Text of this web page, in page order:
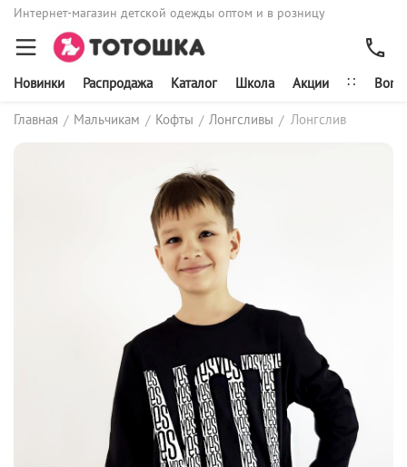
Интернет-магазин детской одежды оптом и в розницу
Новинки Распродажа Каталог Школа Акции ∷
Главная / Мальчикам / Кофты / Лонгсливы / Лонгслив